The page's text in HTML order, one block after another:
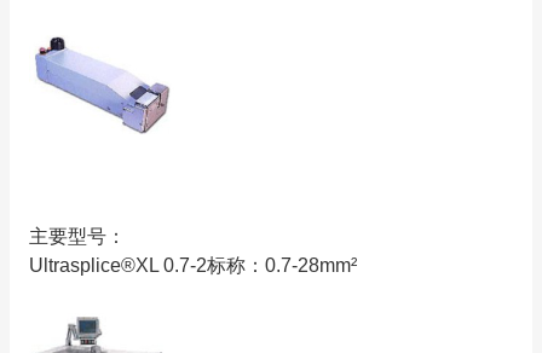
主要型号：
Ultrasplice®XL 0.7-2标称：0.7-28mm²